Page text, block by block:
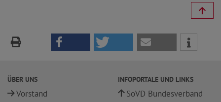
ÜBER UNS
Vorstand
INFOPORTALE UND LINKS
SoVD Bundesverband